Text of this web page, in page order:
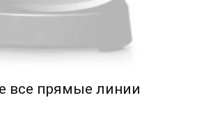
все прямые линии